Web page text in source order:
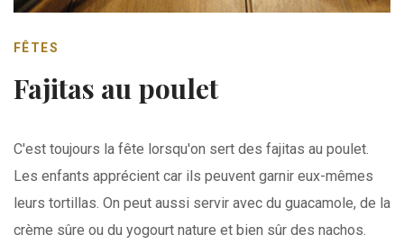
FÊTES
Fajitas au poulet
C'est toujours la fête lorsqu'on sert des fajitas au poulet.
Les enfants apprécient car ils peuvent garnir eux-mêmes
leurs tortillas. On peut aussi servir avec du guacamole, de la
crème sûre ou du yogourt nature et bien sûr des nachos.